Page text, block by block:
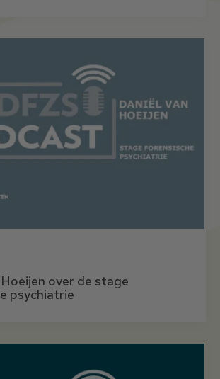
over de stage
psychiatrie